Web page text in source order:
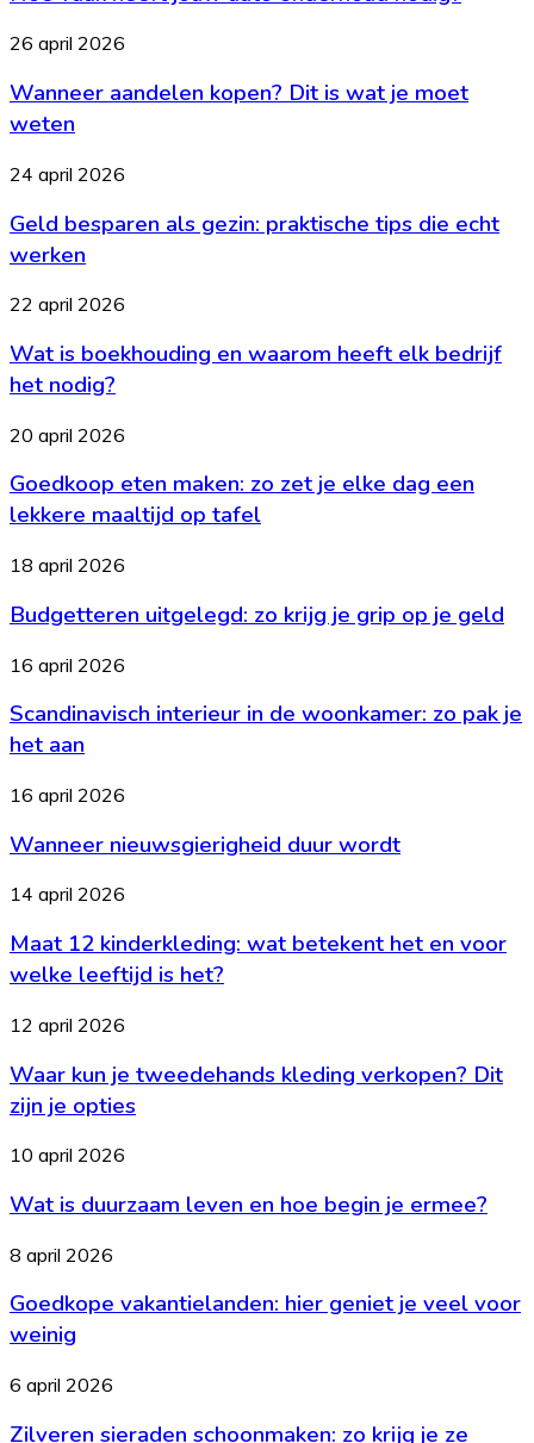
auto
onderhoud
nodig?
Wanneer
kopen?
is
je
weten
26 april 2026
Wanneer aandelen kopen? Dit is wat je moet
weten
Geld
als
gezin:
praktische
die
werken
24 april 2026
Geld besparen als gezin: praktische tips die echt
werken
Wat
boekhouding
en
waarom
elk
bedrijf
het
nodig?
22 april 2026
Wat is boekhouding en waarom heeft elk bedrijf
het nodig?
Goedkoop
maken:
zo
zet
elke
een
maaltijd
tafel
20 april 2026
Goedkoop eten maken: zo zet je elke dag een
lekkere maaltijd op tafel
Budgetteren
zo
je
op
je
geld
18 april 2026
Budgetteren uitgelegd: zo krijg je grip op je geld
Scandinavisch
in
de
woonkamer:
pak
het
16 april 2026
Scandinavisch interieur in de woonkamer: zo pak je
het aan
Wanneer
duur
16 april 2026
Wanneer nieuwsgierigheid duur wordt
Maat
kinderkleding:
betekent
en
welke
leeftijd
het?
14 april 2026
Maat 12 kinderkleding: wat betekent het en voor
welke leeftijd is het?
Waar
je
tweedehands
kleding
Dit
je
12 april 2026
Waar kun je tweedehands kleding verkopen? Dit
zijn je opties
Wat
duurzaam
en
hoe
begin
je
ermee?
10 april 2026
Wat is duurzaam leven en hoe begin je ermee?
Goedkope
hier
geniet
je
voor
8 april 2026
Goedkope vakantielanden: hier geniet je veel voor
weinig
Zilveren
schoonmaken:
6 april 2026
Zilveren sieraden schoonmaken: zo krijg je ze